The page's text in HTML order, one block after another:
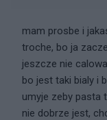
mam prosbe i
troche, bo ja
jeszcze nie
bo jest taki bialy i
umyje zeby pasta
nie dobrze jest,